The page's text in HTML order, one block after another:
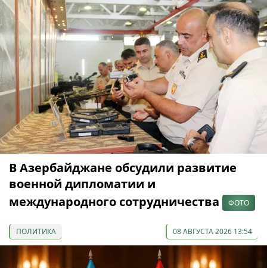
В Азербайджане обсудили развитие
военной дипломатии и
международного сотрудничества
ФОТО
ПОЛИТИКА 08 АВГУСТА 2026 13:54